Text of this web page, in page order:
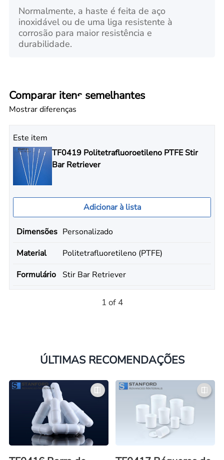
Normalmente, a haste é feita de aço
inoxidável ou de uma liga resistente à
corrosão para maior resistência e
durabilidade.
Comparar itens semelhantes
Mostrar diferenças
Este item
TF0419 Politetrafluoroetileno PTFE Stir
Bar Retriever
Adicionar à lista
Dimensões Personalizado
Material
Politetrafluoretileno (PTFE)
Formulário
Stir Bar Retriever
1 of 4
ÚLTIMAS RECOMENDAÇÕES